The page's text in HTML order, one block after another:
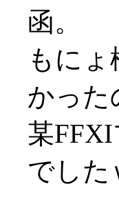
函。
もに
かった
某
でした